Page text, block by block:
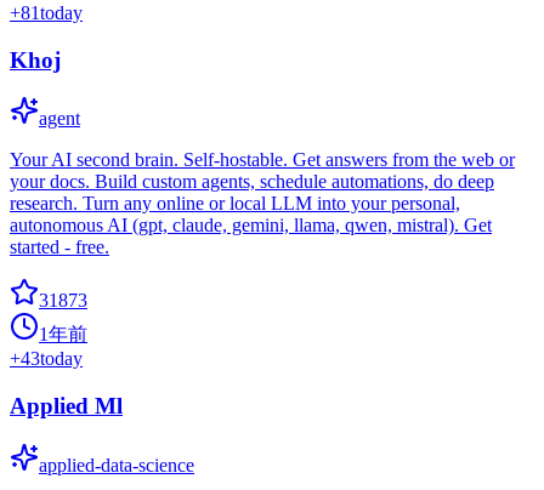
+81today
Khoj
agent
Your AI second brain. Self-hostable. Get answers from the web or
your docs. Build custom agents, schedule automations, do deep
research. Turn any online or local LLM into your personal,
autonomous AI (gpt, claude, gemini, llama, qwen, mistral). Get
started - free.
31873
1年前
+43today
Applied Ml
applied-data-science